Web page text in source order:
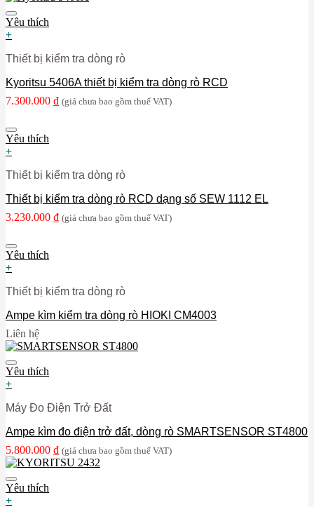
Yêu thích
+
Thiết bị kiểm tra dòng rò
Kyoritsu 5406A thiết bị kiểm tra dòng rò RCD
7.300.000 ₫ (giá chưa bao gồm thuế VAT)
Yêu thích
+
Thiết bị kiểm tra dòng rò
Thiết bị kiểm tra dòng rò RCD dạng số SEW 1112 EL
3.230.000 ₫ (giá chưa bao gồm thuế VAT)
Yêu thích
+
Thiết bị kiểm tra dòng rò
Ampe kìm kiểm tra dòng rò HIOKI CM4003
Liên hệ
Yêu thích
+
Máy Đo Điện Trở Đất
Ampe kìm đo điện trở đất, dòng rò SMARTSENSOR ST4800
5.800.000 ₫ (giá chưa bao gồm thuế VAT)
Yêu thích
+